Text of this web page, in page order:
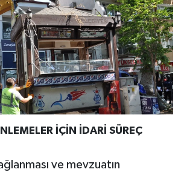
İÇİN İDARİ SÜREÇ
ve mevzuatın